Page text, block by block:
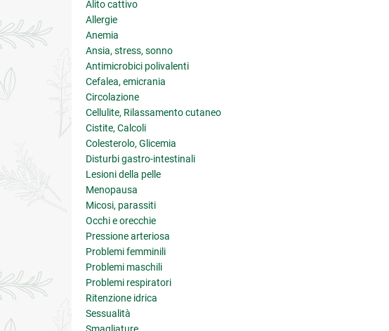
Alito cattivo
Allergie
Anemia
Ansia, stress, sonno
Antimicrobici polivalenti
Cefalea, emicrania
Circolazione
Cellulite, Rilassamento cutaneo
Cistite, Calcoli
Colesterolo, Glicemia
Disturbi gastro-intestinali
Lesioni della pelle
Menopausa
Micosi, parassiti
Occhi e orecchie
Pressione arteriosa
Problemi femminili
Problemi maschili
Problemi respiratori
Ritenzione idrica
Sessualità